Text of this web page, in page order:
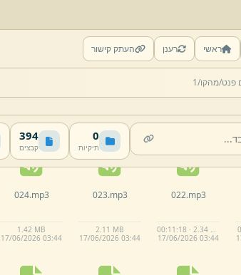
ראשי רענן העתק קישור
מהקו/1
0
תיקיות
394
קבצים
17/06/2026 03:43
17/06/2026 03:43
17/06/2026 03:43
022.mp3
00:11:18 · 2.34 MB
17/06/2026 03:44
023.mp3
2.11 MB
17/06/2026 03:44
024.mp3
1.42 MB
17/06/2026 03:44